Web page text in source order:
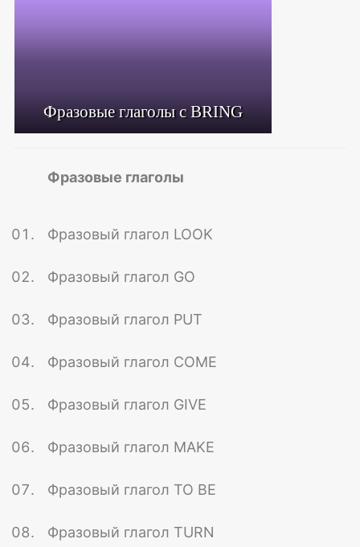
Фразовые глаголы с BRING
Фразовые глаголы
Фразовый глагол LOOK
Фразовый глагол GO
Фразовый глагол PUT
Фразовый глагол COME
Фразовый глагол GIVE
Фразовый глагол MAKE
Фразовый глагол TO BE
Фразовый глагол TURN